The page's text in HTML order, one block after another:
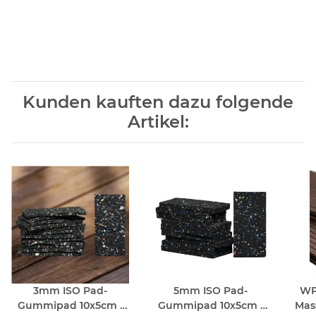
Kunden kauften dazu folgende
Artikel:
3mm ISO Pad-
Gummipad 10x5cm -
5mm ISO Pad-
Gummipad 10x5cm -